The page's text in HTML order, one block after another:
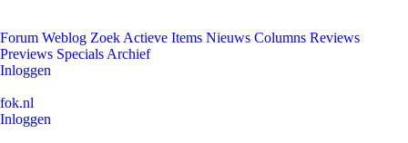
Forum Weblog Zoek Actieve Items Nieuws Columns Reviews
Previews Specials Archief
Inloggen
fok.nl
Inloggen